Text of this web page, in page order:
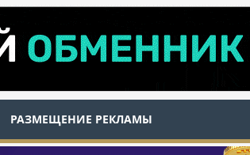
РАЗМЕЩЕНИЕ РЕКЛАМЫ